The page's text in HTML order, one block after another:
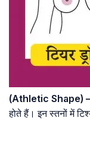
(Athletic Shape) –
होते हैं। इन स्तनों में